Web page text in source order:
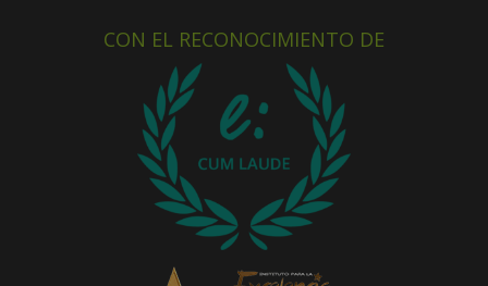
CON EL RECONOCIMIENTO DE